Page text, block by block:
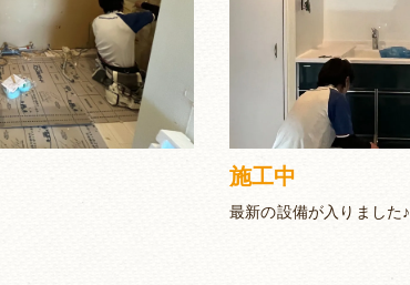
施工中
最新の設備が入りました♪